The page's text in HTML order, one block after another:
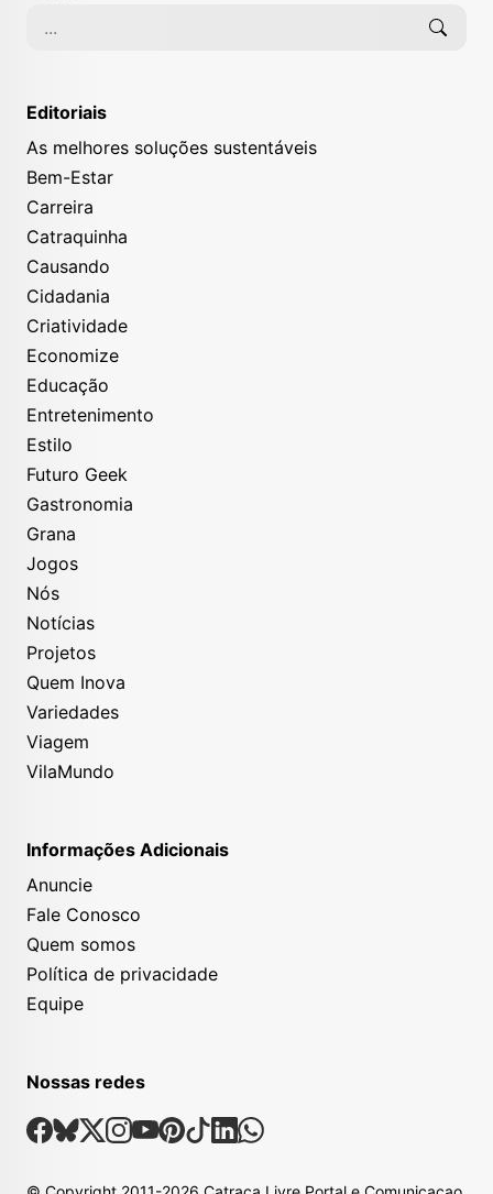
Editoriais
As melhores soluções sustentáveis
Bem-Estar
Carreira
Catraquinha
Causando
Cidadania
Criatividade
Economize
Educação
Entretenimento
Estilo
Futuro Geek
Gastronomia
Grana
Jogos
Nós
Notícias
Projetos
Quem Inova
Variedades
Viagem
VilaMundo
Informações Adicionais
Anuncie
Fale Conosco
Quem somos
Política de privacidade
Equipe
Nossas redes
Nossas Redes Sociais
Facebook
Bsky
X Instagram
Youtube
Pinterest
TiktokLinkedin
Whatsapp